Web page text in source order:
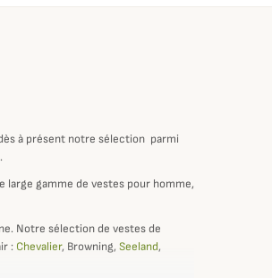
à présent notre sélection parmi
large gamme de vestes pour homme,
Notre sélection de vestes de
: Chevalier, Browning, Seeland,